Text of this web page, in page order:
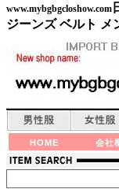
www.mybgbgcloshow.com
ジーンズ ベルト メ
HOME 会社